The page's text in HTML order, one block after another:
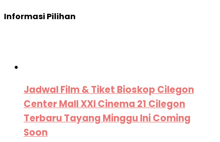
Informasi Pilihan
Jadwal Film & Tiket Bioskop Cilegon
Center Mall XXI Cinema 21 Cilegon
Terbaru Tayang Minggu Ini Coming
Soon